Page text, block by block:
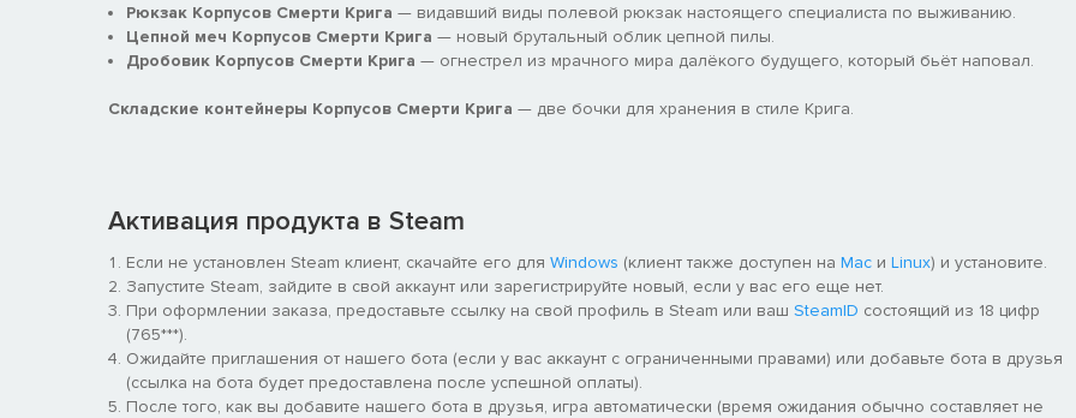
Рюкзак Корпусов Смерти Крига — видавший виды полевой рюкзак настоящего специалиста по выживанию.
Цепной меч Корпусов Смерти Крига — новый брутальный облик цепной пилы.
Дробовик Корпусов Смерти Крига — огнестрел из мрачного мира далёкого будущего, который бьёт наповал.
Складские контейнеры Корпусов Смерти Крига — две бочки для хранения в стиле Крига.
Активация продукта в Steam
Если не установлен Steam клиент, скачайте его для Windows (клиент также доступен на Mac и Linux) и установите.
Запустите Steam, зайдите в свой аккаунт или зарегистрируйте новый, если у вас его еще нет.
При оформлении заказа, предоставьте ссылку на свой профиль в Steam или ваш SteamID состоящий из 18 цифр
(765***).
Ожидайте приглашения от нашего бота (если у вас аккаунт с ограниченными правами) или добавьте бота в друзья
(ссылка на бота будет предоставлена после успешной оплаты).
После того, как вы добавите нашего бота в друзья, игра автоматически (время ожидания обычно составляет не